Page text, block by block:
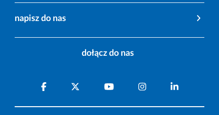
napisz do nas
dołącz do nas